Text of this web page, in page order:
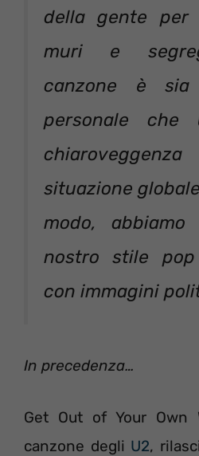
della gente per
muri e
canzone è
personale
situazione
modo,
nostro stile pop
con immagini
In precedenza…
Get Out of Your Own
canzone degli U2,